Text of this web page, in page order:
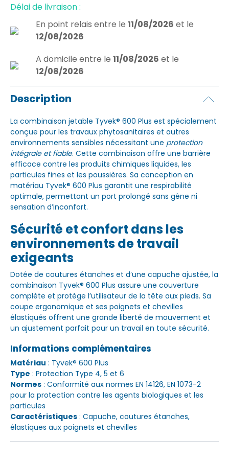
Délai de livraison :
En point relais entre le 11/08/2026 et le
12/08/2026
A domicile entre le 11/08/2026 et le
12/08/2026
Description
La combinaison jetable Tyvek® 600 Plus est spécialement
conçue pour les travaux phytosanitaires et autres
environnements sensibles nécessitant une protection
intégrale et fiable. Cette combinaison offre une barrière
efficace contre les produits chimiques liquides, les
particules fines et les poussières. Sa conception en
matériau Tyvek® 600 Plus garantit une respirabilité
optimale, permettant un port prolongé sans gêne ni
sensation d’inconfort.
Sécurité et confort dans les
environnements de travail
exigeants
Dotée de coutures étanches et d’une capuche ajustée, la
combinaison Tyvek® 600 Plus assure une couverture
complète et protège l’utilisateur de la tête aux pieds. Sa
coupe ergonomique et ses poignets et chevilles
élastiqués offrent une grande liberté de mouvement et
un ajustement parfait pour un travail en toute sécurité.
Informations complémentaires
Matériau : Tyvek® 600 Plus
Type : Protection Type 4, 5 et 6
Normes : Conformité aux normes EN 14126, EN 1073-2
pour la protection contre les agents biologiques et les
particules
Caractéristiques : Capuche, coutures étanches,
élastiques aux poignets et chevilles